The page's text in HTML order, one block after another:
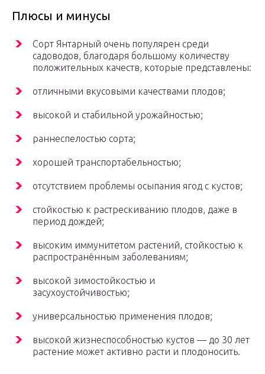
Плюсы и минусы
Сорт Янтарный очень популярен среди
садоводов, благодаря большому количеству
положительных качеств, которые представлены:
отличными вкусовыми качествами плодов;
высокой и стабильной урожайностью;
раннеспелостью сорта;
хорошей транспортабельностью;
отсутствием проблемы осыпания ягод с кустов;
стойкостью к растрескиванию плодов, даже в
период дождей;
высоким иммунитетом растений, стойкостью к
распространённым заболеваниям;
высокой зимостойкостью и
засухоустойчивостью;
универсальностью применения плодов;
высокой жизнеспособностью кустов — до 30 лет
растение может активно расти и плодоносить.